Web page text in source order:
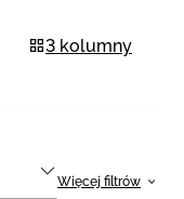
3 kolumny
Więcej filtrów